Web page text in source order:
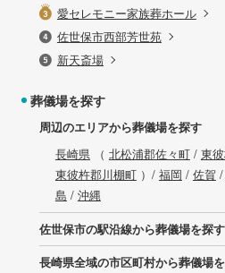
愛セレモニー家族葬ホール
佐世保市西部芳世苑
新天斎場
葬儀場を探す
周辺のエリアから葬儀場を探す
長崎県（ 北松浦郡佐々町/ 東
東彼杵郡川棚町）/ 福岡 / 佐賀 /
島 / 沖縄
佐世保市の駅沿線から葬儀場を探す
長崎県全域の市区町村から葬儀場